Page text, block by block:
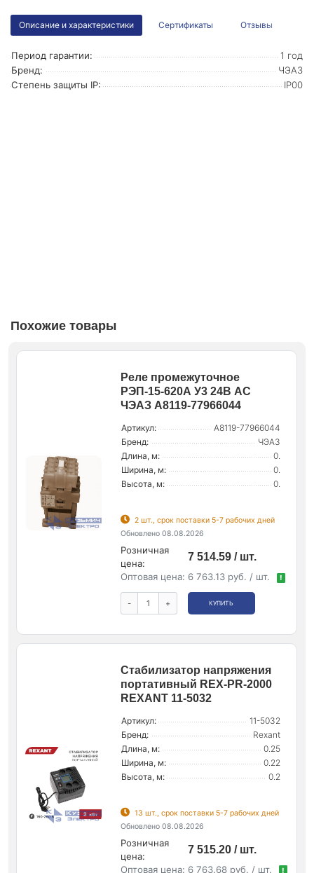
Описание и характеристики Сертификаты Отзывы
Период гарантии:
1 год
Бренд:
ЧЭАЗ
Степень защиты IP:
IP00
Похожие товары
Реле промежуточное
РЭП-15-620А У3 24В AC
ЧЭАЗ A8119-77966044
Артикул:
A8119-77966044
Бренд:
ЧЭАЗ
Длина, м:
0.
Ширина, м:
0.
Высота, м:
0.
2 шт., срок поставки 5-7 рабочих дней
Обновлено 08.08.2026
Розничная
цена:
7 514.59 / шт.
Оптовая цена: 6 763.13 руб. / шт. !
- + КУПИТЬ
Стабилизатор напряжения
портативный REX-PR-2000
REXANT 11-5032
Артикул:
11-5032
Бренд:
Rexant
Длина, м:
0.25
Ширина, м:
0.22
Высота, м:
0.2
13 шт., срок поставки 5-7 рабочих дней
Обновлено 08.08.2026
Розничная
цена:
7 515.20 / шт.
Оптовая цена: 6 763.68 руб. / шт. !